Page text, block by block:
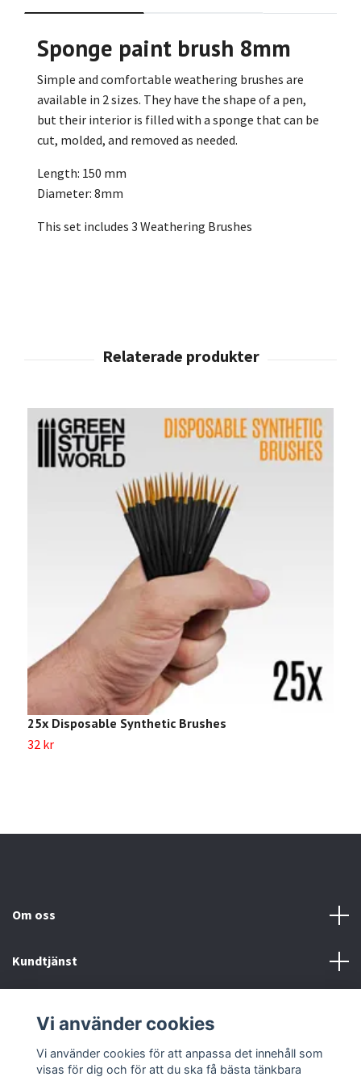
Sponge paint brush 8mm
Simple and comfortable weathering brushes are
available in 2 sizes. They have the shape of a pen,
but their interior is filled with a sponge that can be
cut, molded, and removed as needed.
Length: 150 mm
Diameter: 8mm
This set includes 3 Weathering Brushes
25x Disposable Synthetic Brushes
32 kr
Om oss
Kundtjänst
Sociala medier
Vi använder cookies
Vi använder cookies för att anpassa det innehåll som
visas för dig och för att du ska få bästa tänkbara